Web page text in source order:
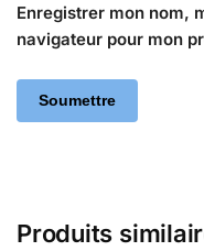
Enregistrer mon nom,
navigateur pour mon
Produits